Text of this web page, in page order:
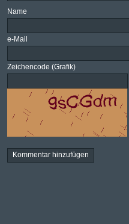
Name
e-Mail
Zeichencode (Grafik)